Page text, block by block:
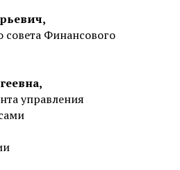
совета Финансового
управления